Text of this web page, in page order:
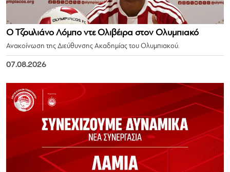
Ο Τζουλιάνο Λόμπο ντε Ολιβέιρα στον Ολυμπιακό
Ανακοίνωση της Διεύθυνσης Ακαδημίας του Ολυμπιακού.
07.08.2026